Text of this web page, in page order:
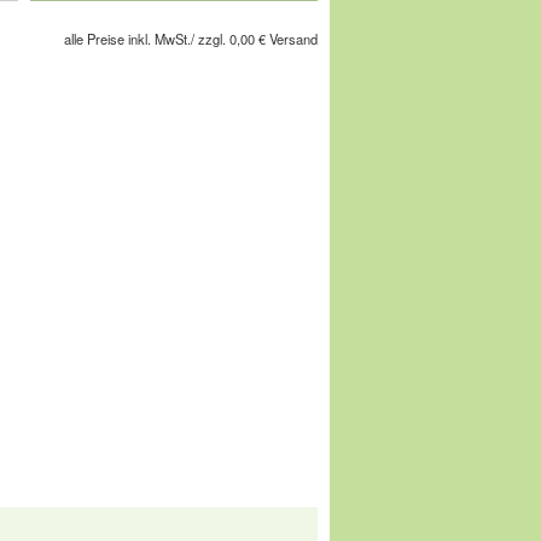
alle Preise inkl. MwSt./ zzgl. 0,00 € Versand